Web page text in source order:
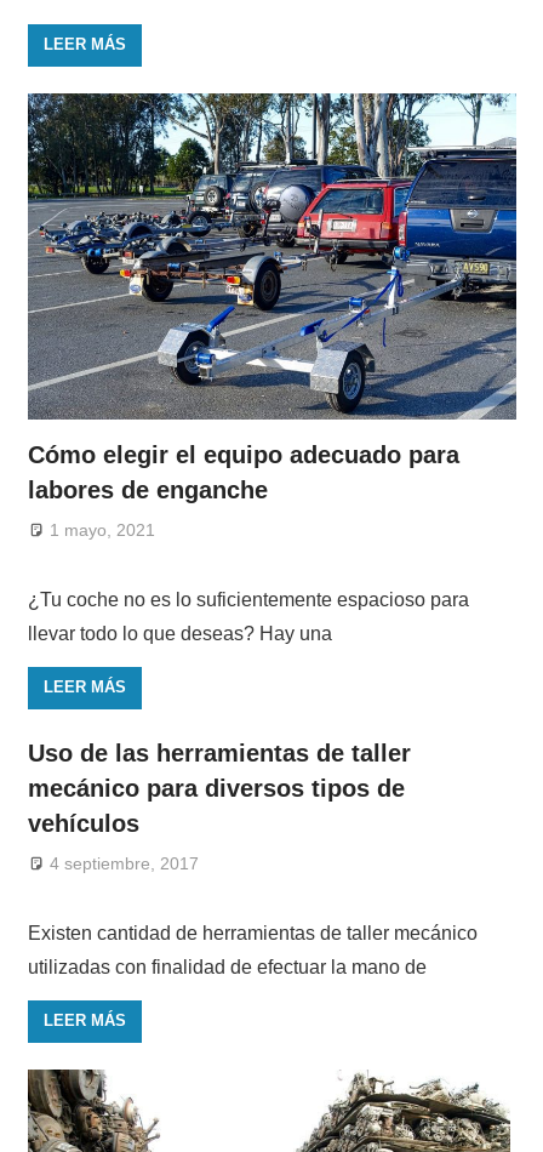
LEER MÁS
Cómo elegir el equipo adecuado para
labores de enganche
1 mayo, 2021
¿Tu coche no es lo suficientemente espacioso para
llevar todo lo que deseas? Hay una
LEER MÁS
Uso de las herramientas de taller
mecánico para diversos tipos de
vehículos
4 septiembre, 2017
Existen cantidad de herramientas de taller mecánico
utilizadas con finalidad de efectuar la mano de
LEER MÁS